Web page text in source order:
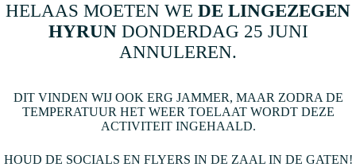
HELAAS MOETEN WE DE LINGEZEGEN
HYRUN DONDERDAG 25 JUNI
ANNULEREN.
DIT VINDEN WIJ OOK ERG JAMMER, MAAR ZODRA DE
TEMPERATUUR HET WEER TOELAAT WORDT DEZE
ACTIVITEIT INGEHAALD.
HOUD DE SOCIALS EN FLYERS IN DE ZAAL IN DE GATEN!